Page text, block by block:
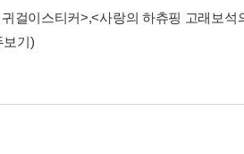
걸이스티커>,<사랑의 하츄핑 고래보석
보기)